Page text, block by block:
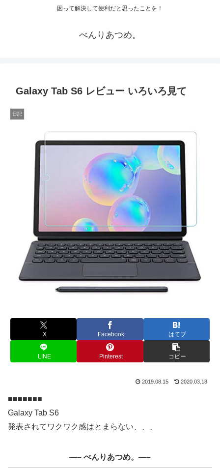
困って解決して便利だと思ったことを！
べんりあつめ。
Galaxy Tab S6 レビュー いろいろ見て
日記
X Facebook はてブ
LINE Pinterest コピー
2019.08.15 2020.03.18
■■■■■■■
Galaxy Tab S6
発表されてワクワク感はとまらない、、、
—– べんりあつめ。—–